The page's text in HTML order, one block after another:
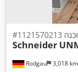
Rodgau 3,018 km
Schneider